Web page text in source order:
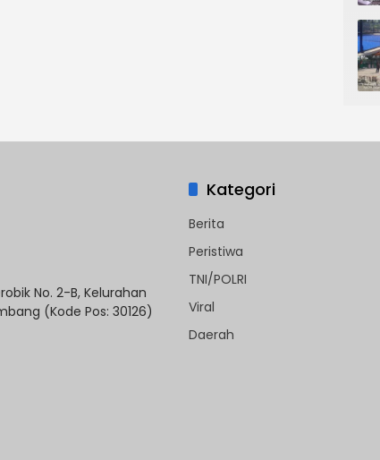
No. 2-B, Kelurahan
(Kode Pos: 30126)
Kategori
Berita
Peristiwa
TNI/POLRI
Viral
Daerah